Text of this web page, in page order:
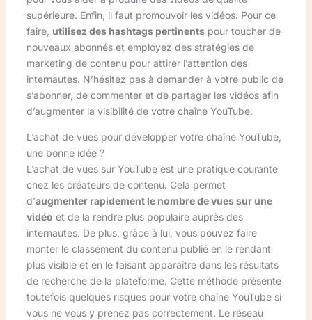
supérieure. Enfin, il faut promouvoir les vidéos. Pour ce
faire, utilisez des hashtags pertinentspour toucher de
nouveaux abonnés et employez des stratégies de
marketing de contenu pour attirer l’attention des
internautes. N’hésitez pas à demander à votre public de
s’abonner, de commenter et de partager les vidéos afin
d’augmenter la visibilité de votre chaîne YouTube.
L’achat de vues pour développer votre chaîne YouTube,
une bonne idée ?
L’achat de vues sur YouTube est une pratique courante
chez les créateurs de contenu. Cela permet
d’augmenter rapidement le nombre de vues sur une
vidéo et de la rendre plus populaire auprès des
internautes. De plus, grâce à lui, vous pouvez faire
monter le classement du contenu publié en le rendant
plus visible et en le faisant apparaître dans les résultats
de recherche de la plateforme. Cette méthode présente
toutefois quelques risques pour votre chaîne YouTube si
vous ne vous y prenez pas correctement. Le réseau